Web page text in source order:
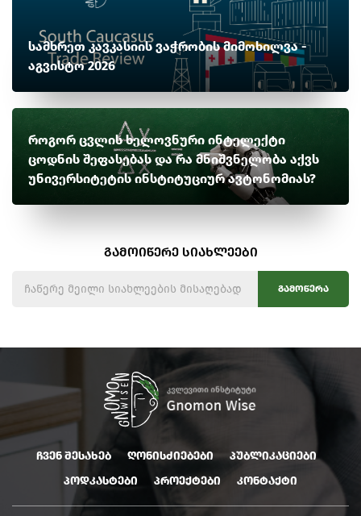
სამხრეთ კავკასიის ვაჭრობის მიმოხილვა -
აგვისტო 2026
როგორ ცვლის ხელოვნური ინტელექტი
ცოდნის შეფასებას და რა მნიშვნელობა აქვს
უნივერსიტეტის ინსტიტუციურ ავტონომიას?
გამოიწერე სიახლეები
გამოწერა
ჩვენ შესახებ ღონისძიებები
პუბლიკაციები
პოდკასტები
პროექტები კონტაქტი